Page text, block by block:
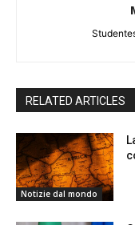
RELATED ARTICLES
Notizie dal mondo